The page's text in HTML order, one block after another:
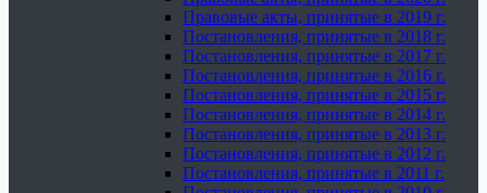
Правовые акты, принятые в 2019 г.
Постановления, принятые в 2018 г.
Постановления, принятые в 2017 г.
Постановления, принятые в 2016 г.
Постановления, принятые в 2015 г.
Постановления, принятые в 2014 г.
Постановления, принятые в 2013 г.
Постановления, принятые в 2012 г.
Постановления, принятые в 2011 г.